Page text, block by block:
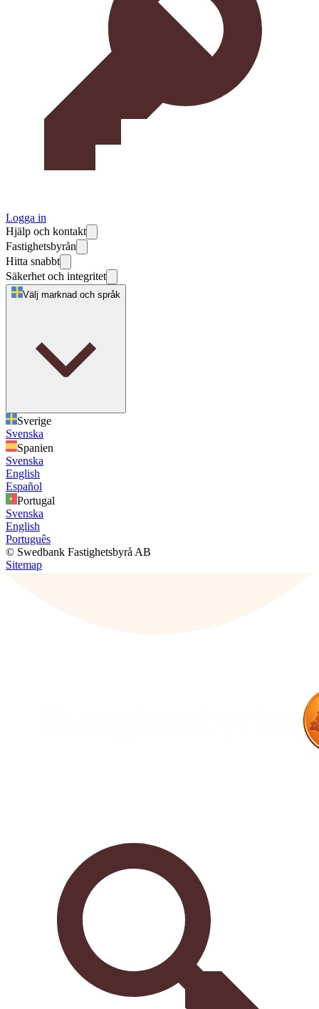
Logga in
Hjälp och kontakt
Fastighetsbyrån
Hitta snabbt
Säkerhet och integritet
Välj marknad och språk
Sverige
Svenska
Spanien
Svenska
English
Español
Portugal
Svenska
English
Português
© Swedbank Fastighetsbyrå AB
Sitemap